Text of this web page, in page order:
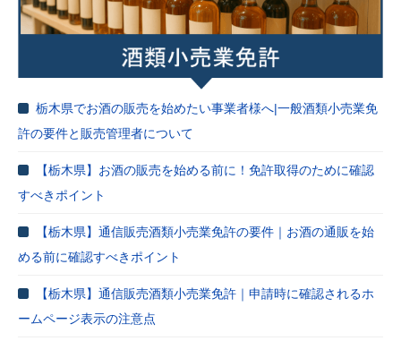
栃木県でお酒の販売を始めたい事業者様へ|一般酒類小売業免
許の要件と販売管理者について
【栃木県】お酒の販売を始める前に！免許取得のために確認
すべきポイント
【栃木県】通信販売酒類小売業免許の要件｜お酒の通販を始
める前に確認すべきポイント
【栃木県】通信販売酒類小売業免許｜申請時に確認されるホ
ームページ表示の注意点